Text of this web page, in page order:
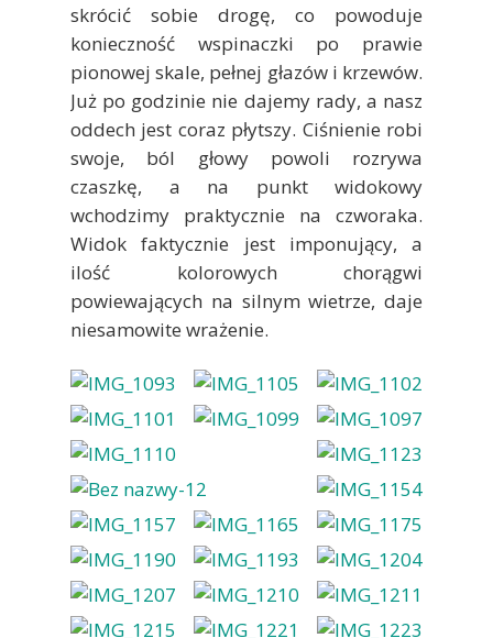
skrócić sobie drogę, co powoduje
konieczność wspinaczki po prawie
pionowej skale, pełnej głazów i krzewów.
Już po godzinie nie dajemy rady, a nasz
oddech jest coraz płytszy. Ciśnienie robi
swoje, ból głowy powoli rozrywa
czaszkę, a na punkt widokowy
wchodzimy praktycznie na czworaka.
Widok faktycznie jest imponujący, a
ilość kolorowych chorągwi
powiewających na silnym wietrze, daje
niesamowite wrażenie.